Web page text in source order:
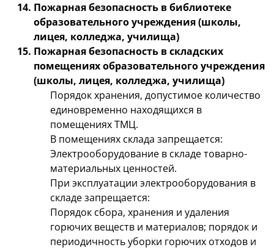
Пожарная безопасность в библиотеке
образовательного учреждения (школы,
лицея, колледжа, училища)
Пожарная безопасность в складских
помещениях образовательного учреждения
(школы, лицея, колледжа, училища)
Порядок хранения, допустимое количество
единовременно находящихся в
помещениях ТМЦ.
В помещениях склада запрещается:
Электрооборудование в складе товарно-
материальных ценностей.
При эксплуатации электрооборудования в
складе запрещается:
Порядок сбора, хранения и удаления
горючих веществ и материалов; порядок и
периодичность уборки горючих отходов и